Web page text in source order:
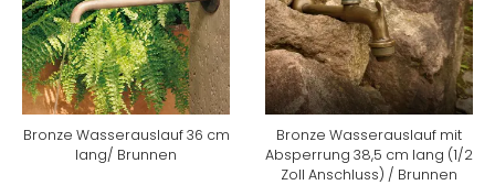
Bronze Wasserauslauf 36 cm
lang/ Brunnen
Bronze Wasserauslauf mit
Absperrung 38,5 cm lang (1/2
Zoll Anschluss) / Brunnen